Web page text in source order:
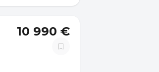
10 990 €